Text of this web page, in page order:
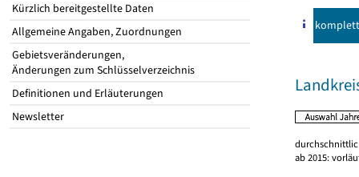
Kürzlich bereitgestellte Daten
Allgemeine Angaben, Zuordnungen
Gebietsveränderungen,
Änderungen zum Schlüsselverzeichnis
Definitionen und Erläuterungen
Newsletter
komplett
ab 2015: